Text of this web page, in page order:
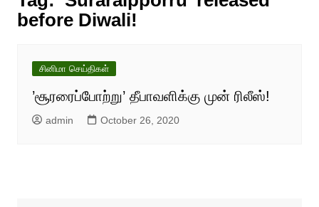
before Diwali!
சினிமா செய்திகள்
’சூரரைப்போற்று’ தீபாவளிக்கு முன் ரிலீஸ்!
admin October 26, 2020